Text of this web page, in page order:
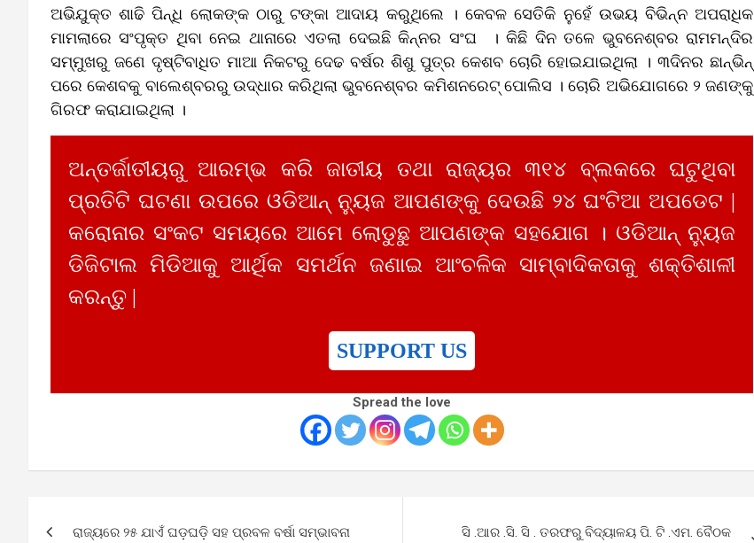
ଅଭିଯୁକ୍ତ ଶାଢି ପିନ୍ଧି ଲୋକଙ୍କ ଠାରୁ ଟଙ୍କା ଆଦାୟ କରୁଥିଲେ । କେବଳ ସେତିକି ନୁହେଁ ଉଭୟ ବିଭିନ୍ନ ଅପରାଧିକ
ମାମଲାରେ ସଂପୃକ୍ତ ଥିବା ନେଇ ଥାନାରେ ଏତଲା ଦେଇଛି କିନ୍ନର ସଂଘ । କିଛି ଦିନ ତଳେ ଭୁବନେଶ୍ବର ରାମମନ୍ଦିର
ସମ୍ମୁଖରୁ ଜଣେ ଦୃଷ୍ଟିବାଧିତ ମାଆ ନିକଟରୁ ଦେଢ ବର୍ଷର ଶିଶୁ ପୁତ୍ର କେଶବ ଚୋରି ହୋଇଯାଇଥିଲା । ୩ଦିନର ଛାନ୍‌ଭିନ୍‌
ପରେ କେଶବକୁ ବାଲେଶ୍ବରରୁ ଉଦ୍ଧାର କରିଥିଲା ଭୁବନେଶ୍ବର କମିଶନରେଟ୍‌ ପୋଲିସ । ଚୋରି ଅଭିଯୋଗରେ ୨ ଜଣଙ୍କୁ
ଗିରଫ କରାଯାଇଥିଲା ।
ଅନ୍ତର୍ଜାତୀୟରୁ ଆରମ୍ଭ କରି ଜାତୀୟ ତଥା ରାଜ୍ୟର ୩୧୪ ବ୍ଲକରେ ଘଟୁଥିବା
ପ୍ରତିଟି ଘଟଣା ଉପରେ ଓଡିଆନ୍ ନ୍ୟୁଜ ଆପଣଙ୍କୁ ଦେଉଛି ୨୪ ଘଂଟିଆ ଅପଡେଟ |
କରୋନାର ସଂକଟ ସମୟରେ ଆମେ ଲୋଡୁଛୁ ଆପଣଙ୍କ ସହଯୋଗ । ଓଡିଆନ୍ ନ୍ୟୁଜ
ଡିଜିଟାଲ ମିଡିଆକୁ ଆର୍ଥିକ ସମର୍ଥନ ଜଣାଇ ଆଂଚଳିକ ସାମ୍ବାଦିକତାକୁ ଶକ୍ତିଶାଳୀ
କରନ୍ତୁ |
SUPPORT US
Spread the love
ରାଜ୍ୟରେ ୨୫ ଯାଏଁ ଘଡ଼ଘଡ଼ି ସହ ପ୍ରବଳ ବର୍ଷା ସମ୍ଭାବନା
ସି .ଆର .ସି. ସି . ତରଫରୁ ବିଦ୍ୟାଳୟ ପି. ଟି .ଏମ. ବୈଠକ